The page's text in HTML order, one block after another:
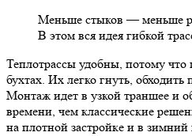
Меньше стыков — меньше
В этом вся идея гибкой
Теплотрассы удобны, потому
бухтах. Их легко гнуть,
Монтаж идет в узкой траншее и
времени, чем классические
на плотной застройке и в зимний